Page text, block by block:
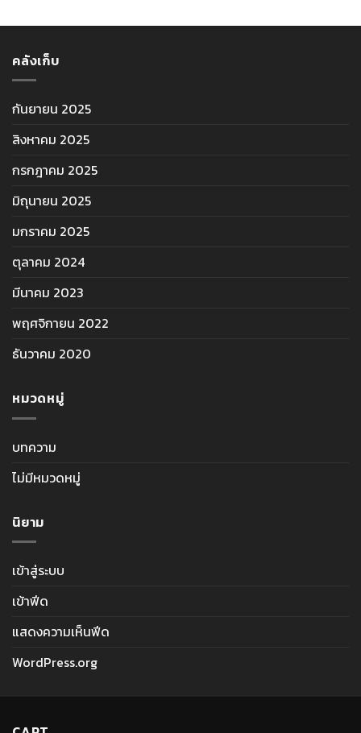
คลังเก็บ
กันยายน 2025
สิงหาคม 2025
กรกฎาคม 2025
มิถุนายน 2025
มกราคม 2025
ตุลาคม 2024
มีนาคม 2023
พฤศจิกายน 2022
ธันวาคม 2020
หมวดหมู่
บทความ
ไม่มีหมวดหมู่
นิยาม
เข้าสู่ระบบ
เข้าฟีด
แสดงความเห็นฟีด
WordPress.org